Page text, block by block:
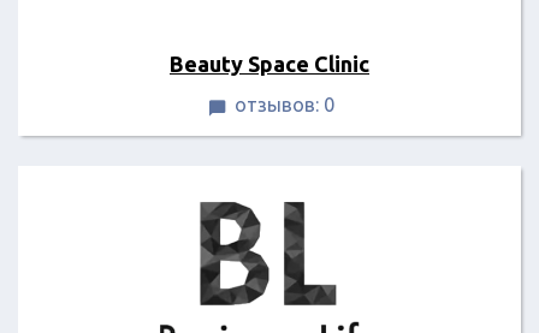
Beauty Space Clinic
 отзывов: 0